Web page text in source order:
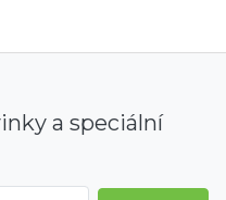
a speciální